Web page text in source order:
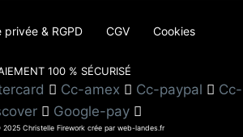
& RGPD CGV Cookies
100 % SÉCURISÉ
Cc-amex Cc-paypal
Cc-
Google-pay
Christelle Firework crée par web-landes.fr